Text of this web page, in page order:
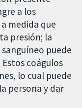
a los
medida que
presión; la
puede
coágulos
lo cual puede
persona y dar